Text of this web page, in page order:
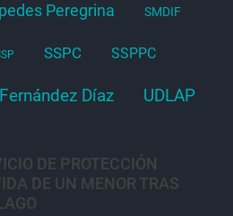
Peregrina SMDIF
SSPC SSPPC
Díaz UDLAP
DE PROTECCIÓN
DE UN MENOR TRAS